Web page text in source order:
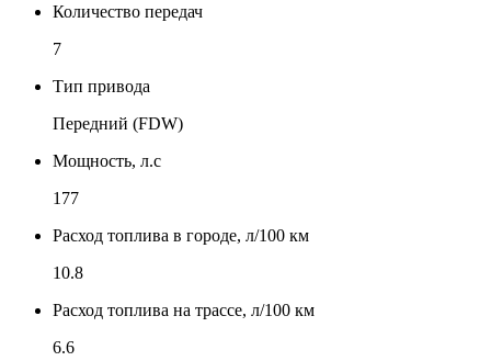
Количество передач
7
Тип привода
Передний (FDW)
Мощность, л.с
177
Расход топлива в городе, л/100 км
10.8
Расход топлива на трассе, л/100 км
6.6